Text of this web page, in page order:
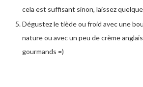
cela est suffisant sinon, laissez
Dégustez le tiède ou froid avec une
nature ou avec un peu de crème
gourmands =)